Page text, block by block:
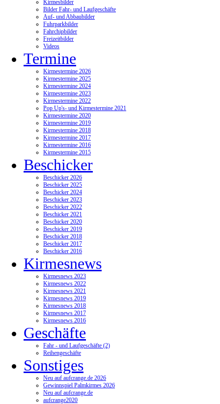
Kirmesbilder
Bilder Fahr- und Laufgeschäfte
Auf- und Abbaubilder
Fuhrparkbilder
Fahrchipbilder
Freizeitbilder
Videos
Termine
Kirmestermine 2026
Kirmestermine 2025
Kirmestermine 2024
Kirmestermine 2023
Kirmestermine 2022
Pop Up's- und Kirmestermine 2021
Kirmestermine 2020
Kirmestermine 2019
Kirmestermine 2018
Kirmestermine 2017
Kirmestermine 2016
Kirmestermine 2015
Beschicker
Beschicker 2026
Beschicker 2025
Beschicker 2024
Beschicker 2023
Beschicker 2022
Beschicker 2021
Beschicker 2020
Beschicker 2019
Beschicker 2018
Beschicker 2017
Beschicker 2016
Kirmesnews
Kirmesnews 2023
Kirmesnews 2022
Kirmesnews 2021
Kirmesnews 2019
Kirmesnews 2018
Kirmesnews 2017
Kirmesnews 2016
Geschäfte
Fahr - und Laufgeschäfte (2)
Reihengeschäfte
Sonstiges
Neu auf aufcrange.de 2026
Gewinnspiel Palmkirmes 2026
Neu auf aufcrange.de
aufcrange2020